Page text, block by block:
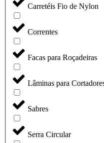
Carretéis Fio de Nylon
Correntes
Facas para Roçadeiras
Lâminas para
Sabres
Serra Circular